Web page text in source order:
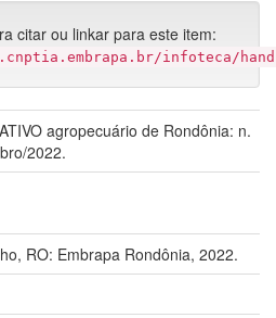
citar ou linkar para este item:
infoteca/
agropecuário de Rondônia: n.
2022.
RO: Embrapa Rondônia, 2022.